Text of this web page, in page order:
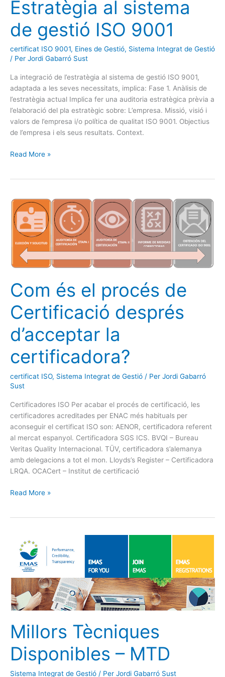
Estratègia al sistema
de gestió ISO 9001
certificat ISO 9001, Eines de Gestió, Sistema Integrat de Gestió
/ Per Jordi Gabarró Sust
La integració de l’estratègia al sistema de gestió ISO 9001,
adaptada a les seves necessitats, implica: Fase 1. Anàlisis de
l’estratègia actual Implica fer una auditoria estratègica prèvia a
l’elaboració del pla estratègic sobre: L’empresa. Missió, visió i
valors de l’empresa i/o política de qualitat ISO 9001. Objectius
de l’empresa i els seus resultats. Context.
ISO
9001
Read More »
Com és el procés de
Certificació després
d’acceptar la
certificadora?
certificat ISO, Sistema Integrat de Gestió / Per Jordi Gabarró
Sust
Certificadores ISO Per acabar el procés de certificació, les
certificadores acreditades per ENAC més habituals per
aconseguir el certificat ISO son: AENOR, certificadora referent
al mercat espanyol. Certificadora SGS ICS. BVQI – Bureau
Veritas Quality Internacional. TÜV, certificadora s’alemanya
amb delegacions a tot el mon. Lloyds’s Register – Certificadora
LRQA. OCACert – Institut de certificació
Com
és
el
procés
de
Certificació
després
la
Read More »
Millors Tècniques
Disponibles – MTD
Sistema Integrat de Gestió / Per Jordi Gabarró Sust
Millors
Tècniques
Disponibles
MTD